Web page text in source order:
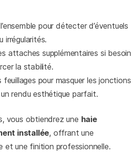
pour détecter d’éventuels
irrégularités.
attaches supplémentaires si besoin
la stabilité.
feuillages pour masquer les jonctions
rendu esthétique parfait.
vous obtiendrez une haie
installée, offrant une
et une finition professionnelle.